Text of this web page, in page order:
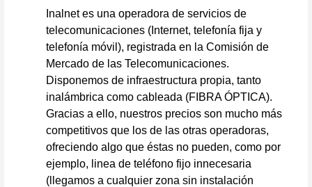
Inalnet es una operadora de servicios de
telecomunicaciones (Internet, telefonía fija y
telefonía móvil), registrada en la Comisión de
Mercado de las Telecomunicaciones.
Disponemos de infraestructura propia, tanto
inalámbrica como cableada (FIBRA ÓPTICA).
Gracias a ello, nuestros precios son mucho más
competitivos que los de las otras operadoras,
ofreciendo algo que éstas no pueden, como por
ejemplo, linea de teléfono fijo innecesaria
(llegamos a cualquier zona sin instalación